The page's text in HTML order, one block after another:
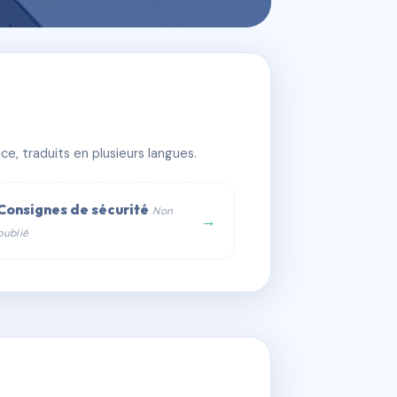
traduits en plusieurs langues.
de sécurité Non
→